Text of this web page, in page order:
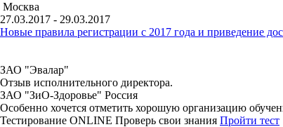
Москва
27.03.2017 - 29.03.2017
Новые правила регистрации c 2017 года и приведение
ЗАО "Эвалар"
Отзыв исполнительного директора.
ЗАО "ЗиО-Здоровье" Россия
Особенно хочется отметить хорошую организацию
Тестирование ONLINE Проверь свои знания Пройти тест